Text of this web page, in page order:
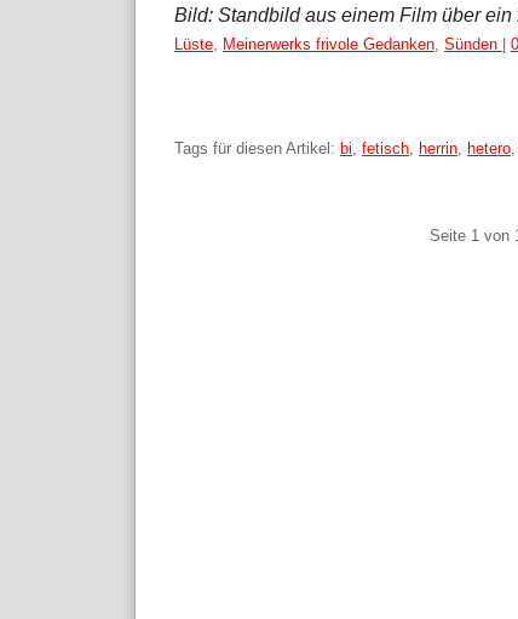
Bild: Standbild aus einem Film über
Kategorien:
Lüste Meinerwerks frivole Gedanken Sünden |
Tags für diesen Artikel: bi fetisch herrin hetero
Seite 1 von